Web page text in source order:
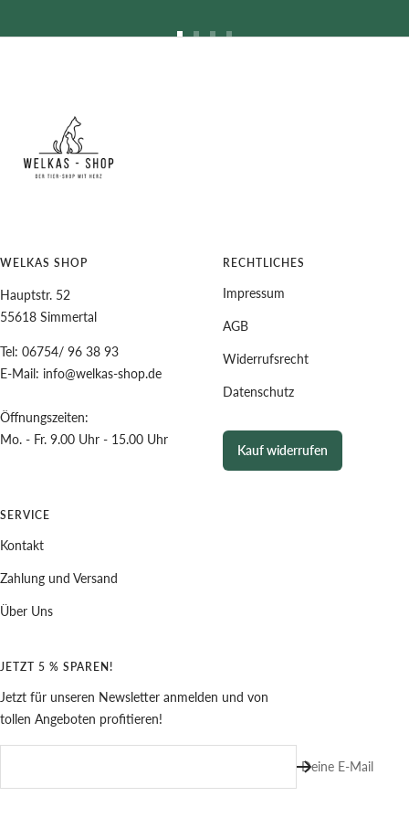
WELKAS SHOP
Hauptstr. 52
55618 Simmertal
Tel: 06754/ 96 38 93
E-Mail: info@welkas-shop.de
Öffnungszeiten:
Mo. - Fr. 9.00 Uhr - 15.00 Uhr
RECHTLICHES
Impressum
AGB
Widerrufsrecht
Datenschutz
Kauf widerrufen
SERVICE
Kontakt
Zahlung und Versand
Über Uns
JETZT 5 % SPAREN!
Jetzt für unseren Newsletter anmelden und von
tollen Angeboten profitieren!
Deine E-Mail